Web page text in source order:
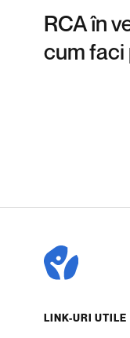
RCA în
cum faci
LINK-URI UTILE